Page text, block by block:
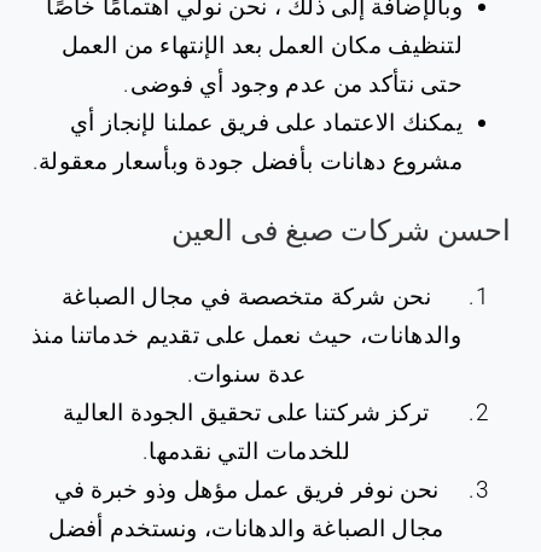
وبالإضافة إلى ذلك ، نحن نولي اهتمامًا خاصًا
لتنظيف مكان العمل بعد الإنتهاء من العمل
حتى نتأكد من عدم وجود أي فوضى.
يمكنك الاعتماد على فريق عملنا لإنجاز أي
مشروع دهانات بأفضل جودة وبأسعار معقولة.
نحن شركة متخصصة في مجال الصباغة
والدهانات، حيث نعمل على تقديم خدماتنا منذ
عدة سنوات.
تركز شركتنا على تحقيق الجودة العالية
للخدمات التي نقدمها.
نحن نوفر فريق عمل مؤهل وذو خبرة في
مجال الصباغة والدهانات، ونستخدم أفضل